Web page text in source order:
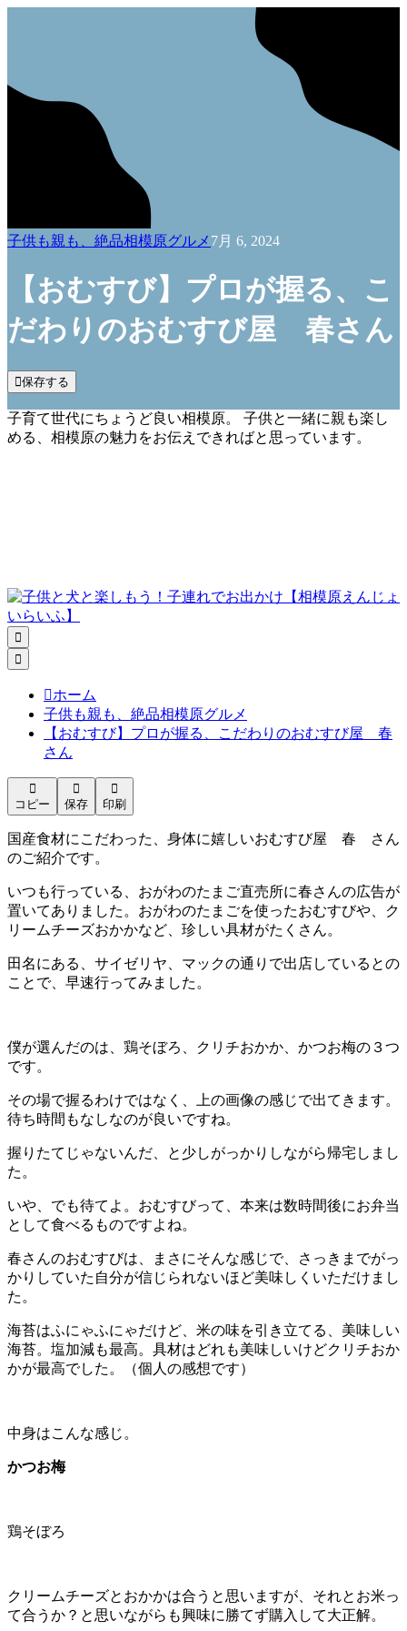
子供も親も、絶品相模原グルメ 7月 6, 2024
【おむすび】プロが握る、こ
だわりのおむすび屋 春さん
保存する
子育て世代にちょうど良い相模原。 子供と一緒に親も楽し
める、相模原の魅力をお伝えできればと思っています。


ホーム
子供も親も、絶品相模原グルメ
【おむすび】プロが握る、こだわりのおむすび屋 春
さん

コピー

保存

印刷
国産食材にこだわった、身体に嬉しいおむすび屋 春 さん
のご紹介です。
いつも行っている、おがわのたまご直売所に春さんの広告が
置いてありました。おがわのたまごを使ったおむすびや、ク
リームチーズおかかなど、珍しい具材がたくさん。
田名にある、サイゼリヤ、マックの通りで出店しているとの
ことで、早速行ってみました。
僕が選んだのは、鶏そぼろ、クリチおかか、かつお梅の３つ
です。
その場で握るわけではなく、上の画像の感じで出てきます。
待ち時間もなしなのが良いですね。
握りたてじゃないんだ、と少しがっかりしながら帰宅しまし
た。
いや、でも待てよ。おむすびって、本来は数時間後にお弁当
として食べるものですよね。
春さんのおむすびは、まさにそんな感じで、さっきまでがっ
かりしていた自分が信じられないほど美味しくいただけまし
た。
海苔はふにゃふにゃだけど、米の味を引き立てる、美味しい
海苔。塩加減も最高。具材はどれも美味しいけどクリチおか
かが最高でした。（個人の感想です）
中身はこんな感じ。
かつお梅
鶏そぼろ
クリームチーズとおかかは合うと思いますが、それとお米っ
て合うか？と思いながらも興味に勝てず購入して大正解。